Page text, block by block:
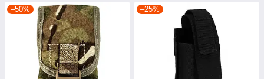
–50% –25%